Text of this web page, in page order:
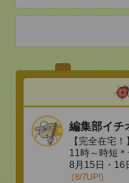
編集部イチ
【完全在宅
11時～時短
8月15日・16
(8/7UP!)